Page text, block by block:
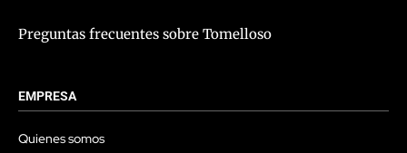
Preguntas frecuentes sobre Tomelloso
EMPRESA
Quienes somos